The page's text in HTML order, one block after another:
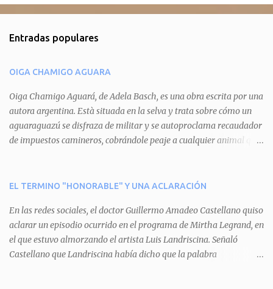
e
t
a
r
i
o
Entradas populares
OIGA CHAMIGO AGUARA
Oiga Chamigo Aguará, de Adela Basch, es una obra escrita por una
autora argentina. Està situada en la selva y trata sobre cómo un
aguaraguazú se disfraza de militar y se autoproclama recaudador
de impuestos camineros, cobrándole peaje a cualquier animal que
aguará le provoca. De igual manera pasa con Tatú, el armadillo.
del aguará y pasa sin pagar. Por último, Tui, la cotorra, deja
expuesta la mentira del aguará y arenga a los otros tres
personajes a unirse para enfrentarlo. Finalmente, terminan por
quitarle el disfraz de militar, y el aguará huye despavorido al verse
EL TERMINO "HONORABLE" Y UNA ACLARACIÓN
En las redes sociales, el doctor Guillermo Amadeo Castellano quiso
aclarar un episodio ocurrido en el programa de Mirtha Legrand, en
el que estuvo almorzando el artista Luis Landriscina. Señaló
Castellano que Landriscina había dicho que la palabra